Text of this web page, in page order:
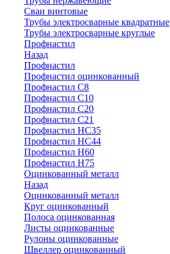
Сваи винтовые
Трубы электросварные квадратные
Трубы электросварные круглые
Профнастил
Назад
Профнастил
Профнастил оцинкованный
Профнастил С8
Профнастил С10
Профнастил С20
Профнастил С21
Профнастил НС35
Профнастил НС44
Профнастил Н60
Профнастил Н75
Оцинкованный металл
Назад
Оцинкованный металл
Круг оцинкованный
Полоса оцинкованная
Листы оцинкованные
Рулоны оцинкованные
Швеллер оцинкованный